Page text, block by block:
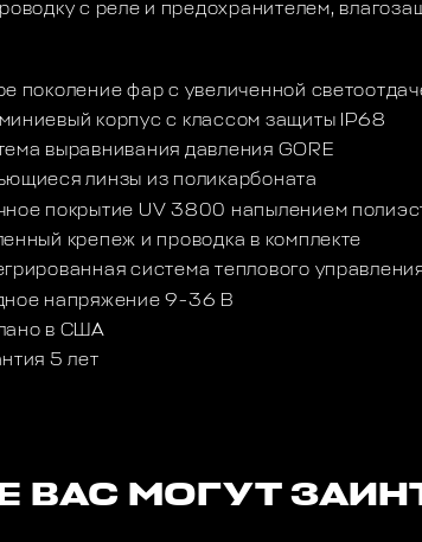
с реле и предохранителем,
поколение фар с увеличенной
корпус с классом защиты IP68
выравнивания давления GORE
линзы из поликарбоната
покрытие UV 3800 напылением
крепеж и проводка в комплекте
система теплового
напряжение 9-36 В
в США
5 лет
ВАС МОГУТ